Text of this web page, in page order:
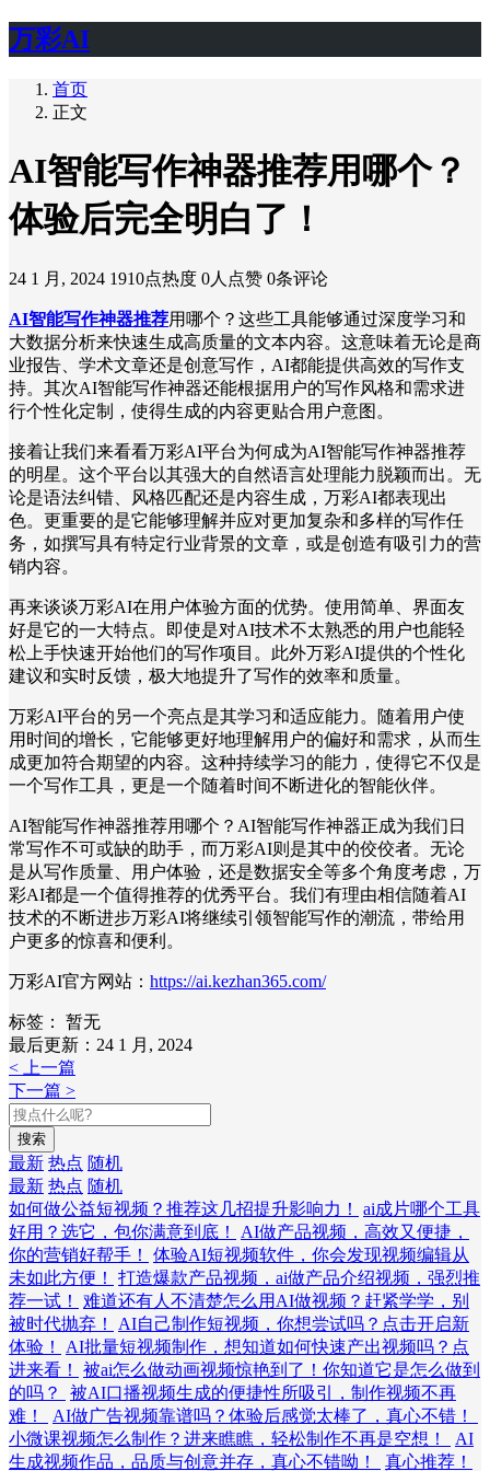
万彩AI
首页
正文
AI智能写作神器推荐用哪个？
体验后完全明白了！
24 1 月, 2024 1910点热度 0人点赞 0条评论
AI智能写作神器推荐用哪个？这些工具能够通过深度学习和
大数据分析来快速生成高质量的文本内容。这意味着无论是商
业报告、学术文章还是创意写作，AI都能提供高效的写作支
持。其次AI智能写作神器还能根据用户的写作风格和需求进
行个性化定制，使得生成的内容更贴合用户意图。
接着让我们来看看万彩AI平台为何成为AI智能写作神器推荐
的明星。这个平台以其强大的自然语言处理能力脱颖而出。无
论是语法纠错、风格匹配还是内容生成，万彩AI都表现出
色。更重要的是它能够理解并应对更加复杂和多样的写作任
务，如撰写具有特定行业背景的文章，或是创造有吸引力的营
销内容。
再来谈谈万彩AI在用户体验方面的优势。使用简单、界面友
好是它的一大特点。即使是对AI技术不太熟悉的用户也能轻
松上手快速开始他们的写作项目。此外万彩AI提供的个性化
建议和实时反馈，极大地提升了写作的效率和质量。
万彩AI平台的另一个亮点是其学习和适应能力。随着用户使
用时间的增长，它能够更好地理解用户的偏好和需求，从而生
成更加符合期望的内容。这种持续学习的能力，使得它不仅是
一个写作工具，更是一个随着时间不断进化的智能伙伴。
AI智能写作神器推荐用哪个？AI智能写作神器正成为我们日
常写作不可或缺的助手，而万彩AI则是其中的佼佼者。无论
是从写作质量、用户体验，还是数据安全等多个角度考虑，万
彩AI都是一个值得推荐的优秀平台。我们有理由相信随着AI
技术的不断进步万彩AI将继续引领智能写作的潮流，带给用
户更多的惊喜和便利。
万彩AI官方网站： https://ai.kezhan365.com/
标签：
暂无
最后更新：24 1 月, 2024
< 上一篇
下一篇 >
搜索
最新 热点 随机
最新 热点 随机
如何做公益短视频？推荐这几招提升影响力！
ai成片哪个工具
好用？选它，包你满意到底！
AI做产品视频，高效又便捷，
你的营销好帮手！
体验AI短视频软件，你会发现视频编辑从
未如此方便！
打造爆款产品视频，ai做产品介绍视频，强烈推
荐一试！
难道还有人不清楚怎么用AI做视频？赶紧学学，别
被时代抛弃！
AI自己制作短视频，你想尝试吗？点击开启新
体验！
AI批量短视频制作，想知道如何快速产出视频吗？点
进来看！
被ai怎么做动画视频惊艳到了！你知道它是怎么做到
的吗？
被AI口播视频生成的便捷性所吸引，制作视频不再
难！
AI做广告视频靠谱吗？体验后感觉太棒了，真心不错！
小微课视频怎么制作？进来瞧瞧，轻松制作不再是空想！
AI
生成视频作品，品质与创意并存，真心不错呦！
真心推荐！